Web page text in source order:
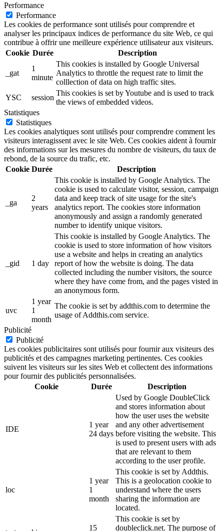
Performance
Performance
Les cookies de performance sont utilisés pour comprendre et
analyser les principaux indices de performance du site Web, ce qui
contribue à offrir une meilleure expérience utilisateur aux visiteurs.
Cookie Durée Description
_gat
1
minute
This cookies is installed by Google Universal
Analytics to throttle the request rate to limit the
colllection of data on high traffic sites.
YSC
session
This cookies is set by Youtube and is used to track
the views of embedded videos.
Statistiques
Statistiques
Les cookies analytiques sont utilisés pour comprendre comment les
visiteurs interagissent avec le site Web. Ces cookies aident à fournir
des informations sur les mesures du nombre de visiteurs, du taux de
rebond, de la source du trafic, etc.
Cookie Durée Description
_ga
2
years
This cookie is installed by Google Analytics. The
cookie is used to calculate visitor, session, campaign
data and keep track of site usage for the site's
analytics report. The cookies store information
anonymously and assign a randomly generated
number to identify unique visitors.
_gid 1 day
This cookie is installed by Google Analytics. The
cookie is used to store information of how visitors
use a website and helps in creating an analytics
report of how the website is doing. The data
collected including the number visitors, the source
where they have come from, and the pages visted in
an anonymous form.
uvc
1 year
1
month
The cookie is set by addthis.com to determine the
usage of Addthis.com service.
Publicité
Publicité
Les cookies publicitaires sont utilisés pour fournir aux visiteurs des
publicités et des campagnes marketing pertinentes. Ces cookies
suivent les visiteurs sur les sites Web et collectent des informations
pour fournir des publicités personnalisées.
Cookie
Durée Description
IDE
1 year
24 days
Used by Google DoubleClick
and stores information about
how the user uses the website
and any other advertisement
before visiting the website. This
is used to present users with ads
that are relevant to them
according to the user profile.
loc
1 year
1
month
This cookie is set by Addthis.
This is a geolocation cookie to
understand where the users
sharing the information are
located.
15
This cookie is set by
doubleclick.net. The purpose of